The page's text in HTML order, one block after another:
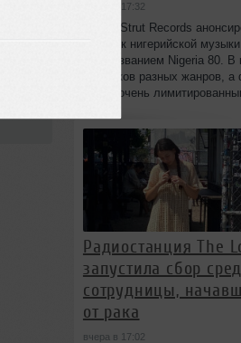
вчера в 17:32
Лейбл Strut Records
сборник нигерийской
под названием Nigeria 80. В
13 треков разных жанров,
будет очень
Радиостанция The
запустила сбор
сотрудницы,
от рака
вчера в 17:02